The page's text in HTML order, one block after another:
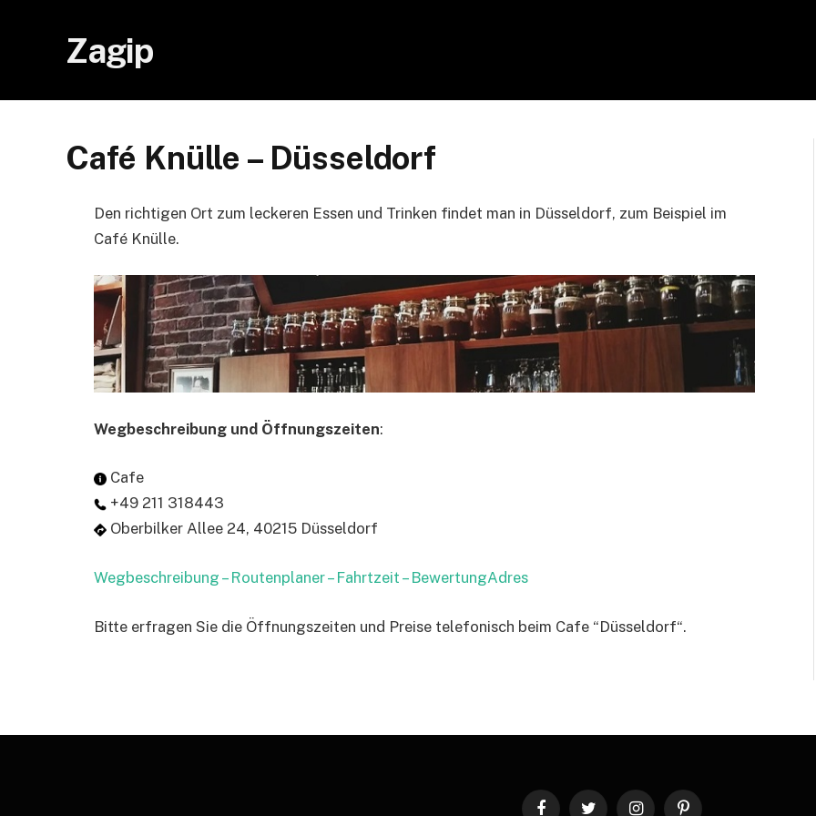
Zagip
Café Knülle – Düsseldorf
Den richtigen Ort zum leckeren Essen und Trinken findet man in Düsseldorf, zum Beispiel im
Café Knülle.
Wegbeschreibung und Öffnungszeiten:
Cafe
+49 211 318443
Oberbilker Allee 24, 40215 Düsseldorf
Wegbeschreibung – Routenplaner – Fahrtzeit – BewertungAdres
Bitte erfragen Sie die Öffnungszeiten und Preise telefonisch beim Cafe “Düsseldorf“.